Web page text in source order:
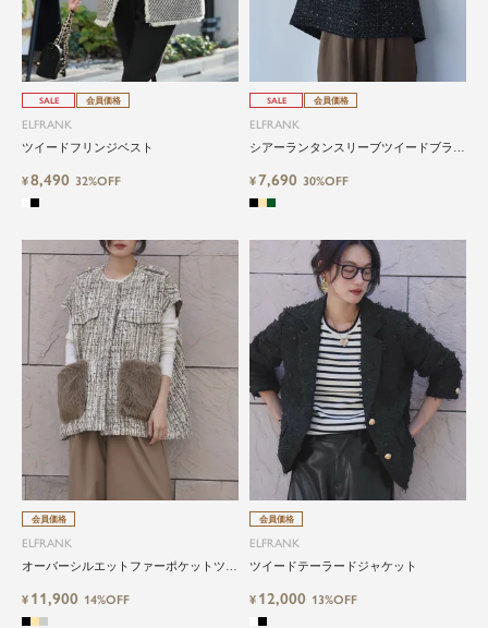
SALE 会員価格
ELFRANK
ツイードフリンジベスト
¥8,490 32%OFF
SALE 会員価格
ELFRANK
シアーランタンスリーブツイードブラウ
¥7,690 30%OFF
会員価格
ELFRANK
オーバーシルエットファーポケットツイ
¥ 11,900 14%OFF
会員価格
ELFRANK
ツイードテーラードジャケット
¥ 12,000 13%OFF